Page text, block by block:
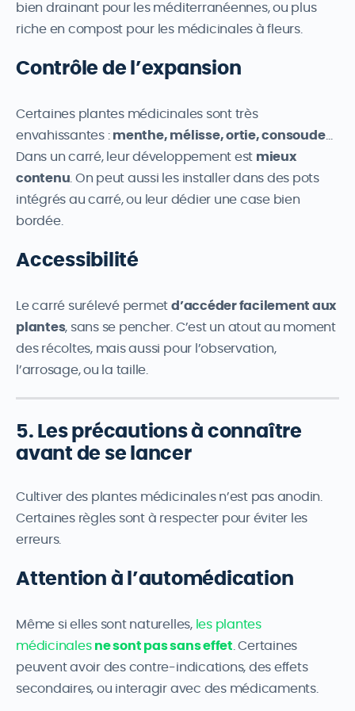
bien drainant pour les méditerranéennes, ou plus
riche en compost pour les médicinales à fleurs.
Contrôle de l’expansion
Certaines plantes médicinales sont très
envahissantes : menthe, mélisse, ortie, consoude…
Dans un carré, leur développement est mieux
contenu . On peut aussi les installer dans des pots
intégrés au carré, ou leur dédier une case bien
bordée.
Accessibilité
Le carré surélevé permet d’accéder facilement aux
plantes, sans se pencher. C’est un atout au moment
des récoltes, mais aussi pour l’observation,
l’arrosage, ou la taille.
5. Les précautions à connaître
avant de se lancer
Cultiver des plantes médicinales n’est pas anodin.
Certaines règles sont à respecter pour éviter les
erreurs.
Attention à l’automédication
Même si elles sont naturelles, les plantes
médicinales ne sont pas sans effet . Certaines
peuvent avoir des contre-indications, des effets
secondaires, ou interagir avec des médicaments.